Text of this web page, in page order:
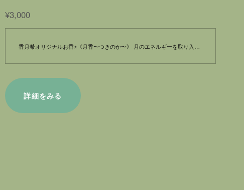
¥3,000
香月希オリジナルお香⭐︎《月香〜つきのか〜》 月のエネルギーを取り入れ、不要なエネルギーを手放すお香。 身体の中はエネルギーが滞りやすい！ 月のエネルギーで定期的に浄化しましょう。 １日の終わり…リラックスの時間… その時間をサポートするお香です。 満月のエネルギーチャージをしたい時。 気持ちをリセットしたい時…お楽しみください。 今回…御守りお香をプレゼントさせていただきます。ご購入様だけの御守りお香です。
詳細をみる